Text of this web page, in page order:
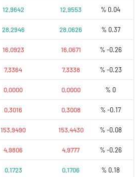
12,9642 12,9553 % 0.04
28,2946 28,0626 % 0.37
16,0923 16,0671 % -0.26
7,3364 7,3338 % -0.23
0,0000 0,0000 % 0
0,3016 0,3008 % -0.17
153,9490 153,4430 % -0.08
4,9806 4,9777 % -0.26
0,1723 0,1706 % 0.18